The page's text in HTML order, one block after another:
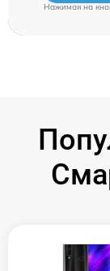
Нажимая на